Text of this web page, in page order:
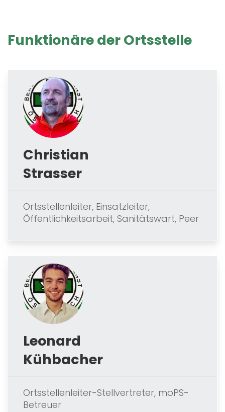
Funktionäre der Ortsstelle
Christian
Strasser
Ortsstellenleiter, Einsatzleiter,
Öffentlichkeitsarbeit, Sanitätswart, Peer
Leonard
Kühbacher
Ortsstellenleiter-Stellvertreter, moPS-
Betreuer